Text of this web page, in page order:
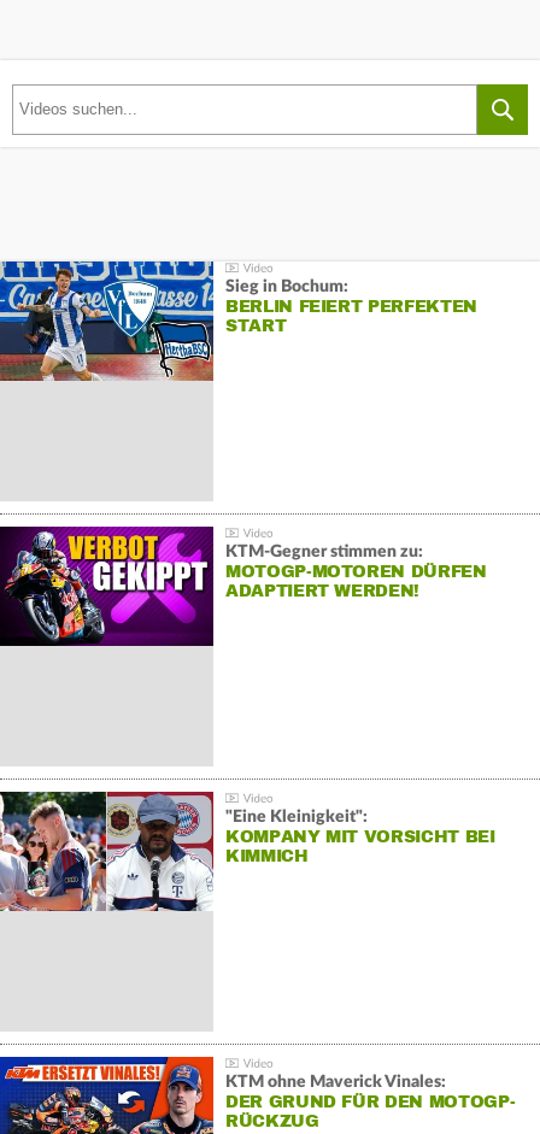
Sieg in Bochum:
BERLIN FEIERT PERFEKTEN
START
KTM-Gegner stimmen zu:
MOTOGP-MOTOREN DÜRFEN
ADAPTIERT WERDEN!
"Eine Kleinigkeit":
KOMPANY MIT VORSICHT BEI
KIMMICH
KTM ohne Maverick Vinales:
DER GRUND FÜR DEN MOTOGP-
RÜCKZUG